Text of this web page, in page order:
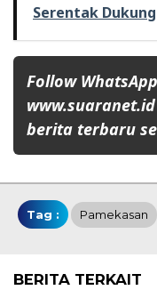
Serentak
Follow
berita terbaru
Tag : Pamekasan
BERITA TERKAIT